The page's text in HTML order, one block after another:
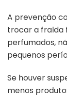
A prevenção
trocar a fralda
perfumados,
pequenos
Se houver
menos